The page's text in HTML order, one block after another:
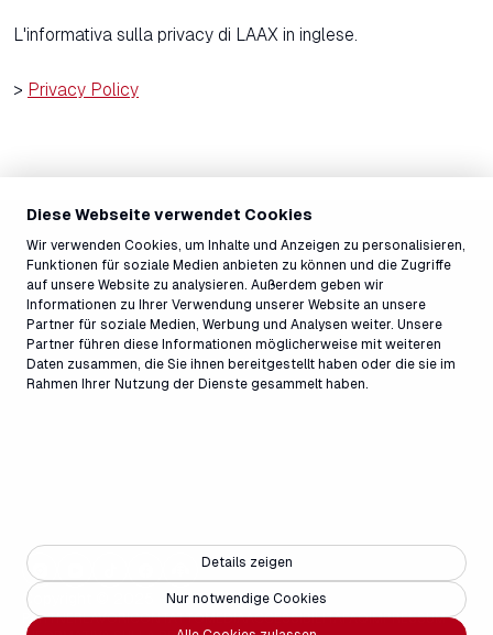
Diese Webseite verwendet Cookies
Wir verwenden Cookies, um Inhalte und Anzeigen zu personalisieren,
Funktionen für soziale Medien anbieten zu können und die Zugriffe
auf unsere Website zu analysieren. Außerdem geben wir
Informationen zu Ihrer Verwendung unserer Website an unsere
Partner für soziale Medien, Werbung und Analysen weiter. Unsere
Partner führen diese Informationen möglicherweise mit weiteren
Daten zusammen, die Sie ihnen bereitgestellt haben oder die sie im
Rahmen Ihrer Nutzung der Dienste gesammelt haben.
Nur notwendige Cookies
Details zeigen
L'informativa sulla privacy di LAAX in inglese.
> Privacy Policy
Copyright © 2025 - Weisse Arena Gruppe
PARTNERLAVORICONTATTOMEDIAACCESSIBILITÀFAQIMPRESSUM